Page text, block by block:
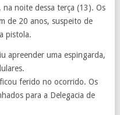
noite dessa terça (13). Os
de 20 anos, suspeito de
pistola.
apreender uma espingarda,
ferido no ocorrido. Os
para a Delegacia de